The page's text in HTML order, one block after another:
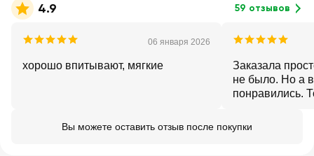
4.9 59 отзывов
06 января 2026
хорошо впитывают, мягкие
Заказала
не было. Но а
понравились.
Вы можете оставить отзыв после покупки